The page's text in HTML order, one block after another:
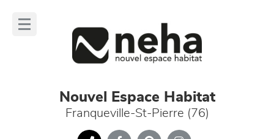
Nouvel Espace Habitat
Franqueville-St-Pierre (76)